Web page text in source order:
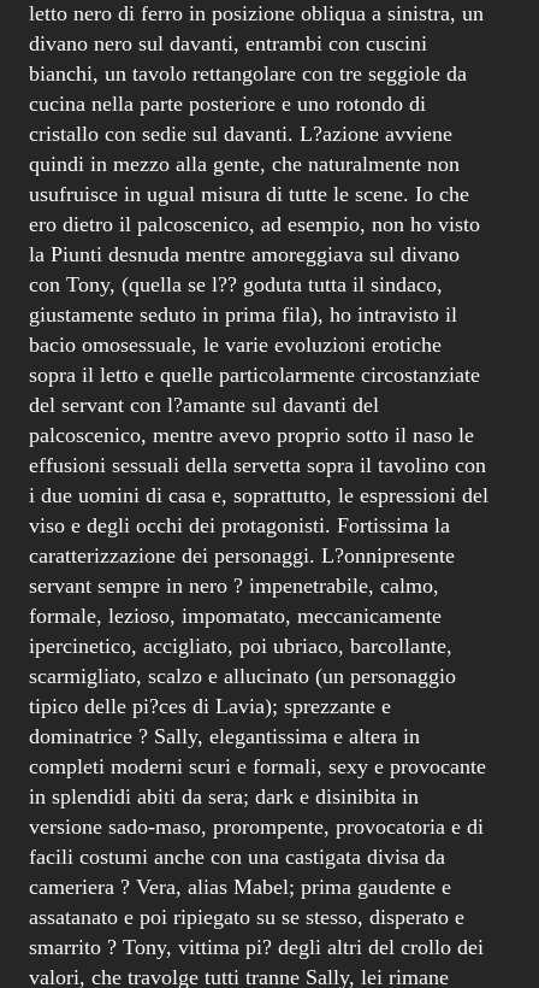
letto nero di ferro in posizione obliqua a sinistra, un
divano nero sul davanti, entrambi con cuscini
bianchi, un tavolo rettangolare con tre seggiole da
cucina nella parte posteriore e uno rotondo di
cristallo con sedie sul davanti. L?azione avviene
quindi in mezzo alla gente, che naturalmente non
usufruisce in ugual misura di tutte le scene. Io che
ero dietro il palcoscenico, ad esempio, non ho visto
la Piunti desnuda mentre amoreggiava sul divano
con Tony, (quella se l?? goduta tutta il sindaco,
giustamente seduto in prima fila), ho intravisto il
bacio omosessuale, le varie evoluzioni erotiche
sopra il letto e quelle particolarmente circostanziate
del servant con l?amante sul davanti del
palcoscenico, mentre avevo proprio sotto il naso le
effusioni sessuali della servetta sopra il tavolino con
i due uomini di casa e, soprattutto, le espressioni del
viso e degli occhi dei protagonisti. Fortissima la
caratterizzazione dei personaggi. L?onnipresente
servant sempre in nero ? impenetrabile, calmo,
formale, lezioso, impomatato, meccanicamente
ipercinetico, accigliato, poi ubriaco, barcollante,
scarmigliato, scalzo e allucinato (un personaggio
tipico delle pi?ces di Lavia); sprezzante e
dominatrice ? Sally, elegantissima e altera in
completi moderni scuri e formali, sexy e provocante
in splendidi abiti da sera; dark e disinibita in
versione sado-maso, prorompente, provocatoria e di
facili costumi anche con una castigata divisa da
cameriera ? Vera, alias Mabel; prima gaudente e
assatanato e poi ripiegato su se stesso, disperato e
smarrito ? Tony, vittima pi? degli altri del crollo dei
valori, che travolge tutti tranne Sally, lei rimane